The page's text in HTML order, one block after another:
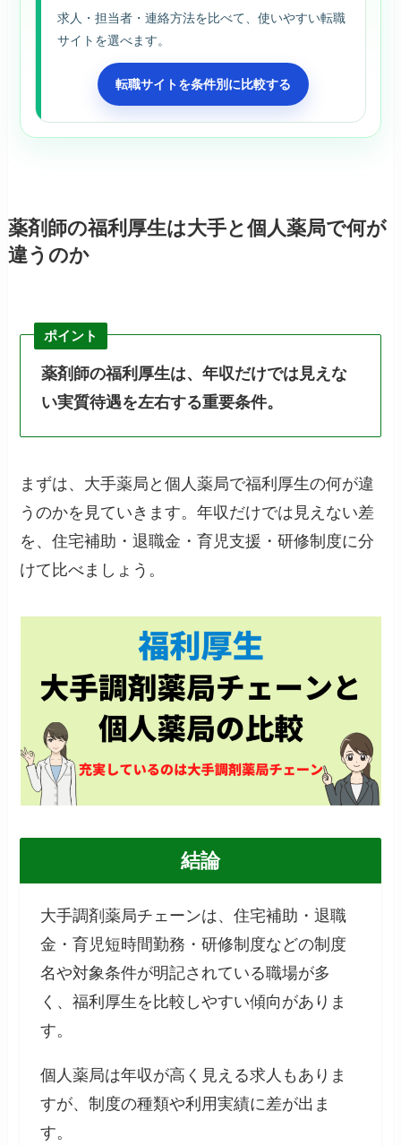
求人・担当者・連絡方法を比べて、使いやすい転職
サイトを選べます。
転職サイトを条件別に比較する
薬剤師の福利厚生は大手と個人薬局で何が
違うのか
ポイント
薬剤師の福利厚生は、年収だけでは見えな
い実質待遇を左右する重要条件。
まずは、大手薬局と個人薬局で福利厚生の何が違
うのかを見ていきます。年収だけでは見えない差
を、住宅補助・退職金・育児支援・研修制度に分
けて比べましょう。
結論
大手調剤薬局チェーンは、住宅補助・退職
金・育児短時間勤務・研修制度などの制度
名や対象条件が明記されている職場が多
く、福利厚生を比較しやすい傾向がありま
す。
個人薬局は年収が高く見える求人もありま
すが、制度の種類や利用実績に差が出ま
す。